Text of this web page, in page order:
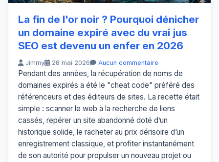
La fin de l'or noir ? Pourquoi dénicher
un domaine expiré avec du vrai jus
SEO est devenu un enfer en 2026
Jimmy 28 mai 2026 Aucun commentaire
Pendant des années, la récupération de noms de
domaines expirés a été le "cheat code" préféré des
référenceurs et des éditeurs de sites. La recette était
simple : scanner le web à la recherche de liens
cassés, repérer un site abandonné doté d’un
historique solide, le racheter au prix dérisoire d’un
enregistrement classique, et profiter instantanément
de son autorité pour propulser un nouveau projet ou